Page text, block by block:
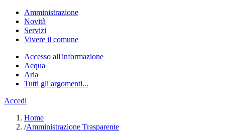
Amministrazione
Novità
Servizi
Vivere il comune
Accesso all'informazione
Acqua
Aria
Tutti gli argomenti...
Accedi
Home
/Amministrazione Trasparente